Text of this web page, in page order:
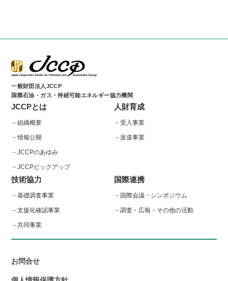
一般財団法人JCCP
国際石油・ガス・持続可能エネルギー協力機関
JCCPとは
組織概要
情報公開
JCCPのあゆみ
JCCPピックアップ
人財育成
受入事業
派遣事業
技術協力
基礎調査事業
支援化確認事業
共同事業
国際連携
国際会議・シンポジウム
調査・広報・その他の活動
お問合せ